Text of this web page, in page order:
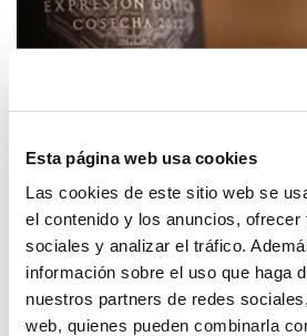
Esta página web usa cookies
Las cookies de este sitio web se
el contenido y los anuncios, ofrecer
sociales y analizar el tráfico.
información sobre el uso que haga
nuestros partners de redes
web, quienes pueden combinarla
PARKER RECONOCE LA
BODEGA PONTE DA BOGA
SACRA